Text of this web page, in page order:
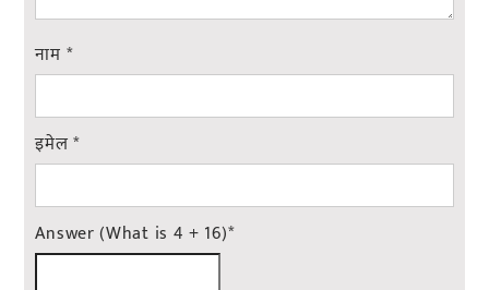
नाम *
इमेल*
Answer (What is 4 + 16)*